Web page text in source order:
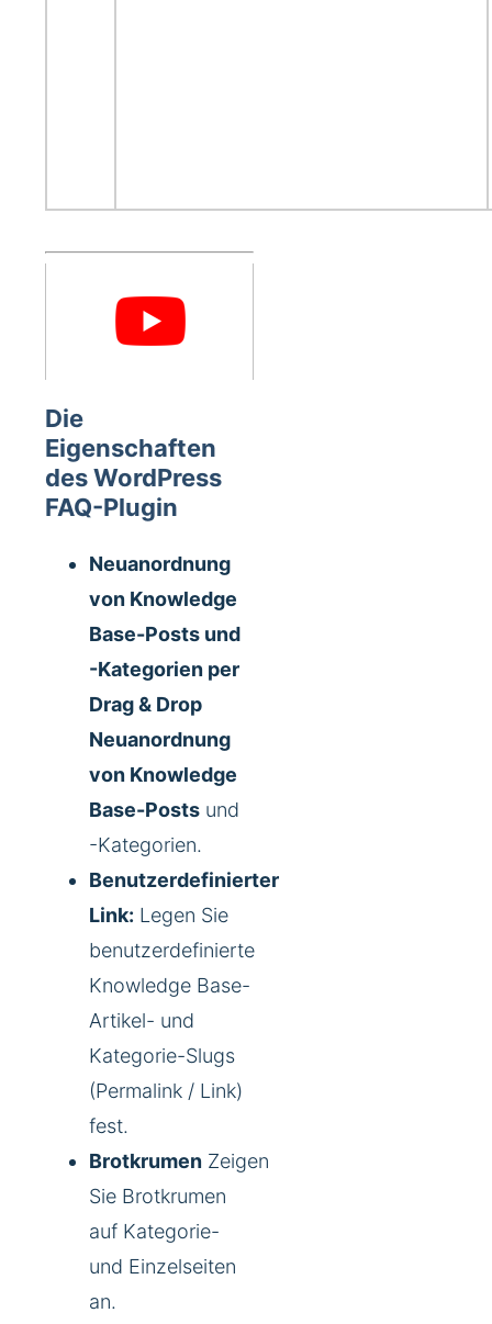
Die
Eigenschaften
des WordPress
FAQ-Plugin
Neuanordnung
von Knowledge
Base-Posts und
-Kategorien per
Drag & Drop
Neuanordnung
von Knowledge
Base-Posts und
-Kategorien.
Benutzerdefinierter
Link: Legen Sie
benutzerdefinierte
Knowledge Base-
Artikel- und
Kategorie-Slugs
(Permalink / Link)
fest.
Brotkrumen Zeigen
Sie Brotkrumen
auf Kategorie-
und Einzelseiten
an.